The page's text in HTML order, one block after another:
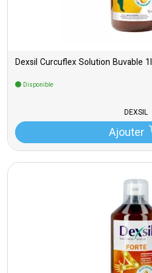
Dexsil Curcuflex Solution Buvable 1l
Disponible
DEXSIL
Ajouter